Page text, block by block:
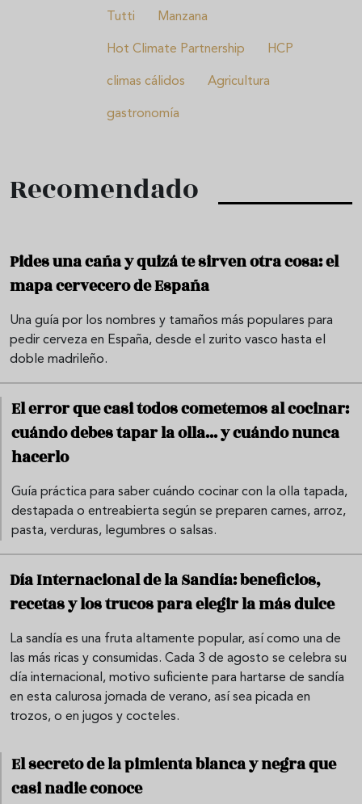
Tutti Manzana
Hot Climate Partnership HCP
climas cálidos Agricultura
gastronomía
Recomendado
Pides una caña y quizá te sirven otra cosa: el
mapa cervecero de España
Una guía por los nombres y tamaños más populares para
pedir cerveza en España, desde el zurito vasco hasta el
doble madrileño.
El error que casi todos cometemos al cocinar:
cuándo debes tapar la olla... y cuándo nunca
hacerlo
Guía práctica para saber cuándo cocinar con la olla tapada,
destapada o entreabierta según se preparen carnes, arroz,
pasta, verduras, legumbres o salsas.
Día Internacional de la Sandía: beneficios,
recetas y los trucos para elegir la más dulce
La sandía es una fruta altamente popular, así como una de
las más ricas y consumidas. Cada 3 de agosto se celebra su
día internacional, motivo suficiente para hartarse de sandía
en esta calurosa jornada de verano, así sea picada en
trozos, o en jugos y cocteles.
El secreto de la pimienta blanca y negra que
casi nadie conoce